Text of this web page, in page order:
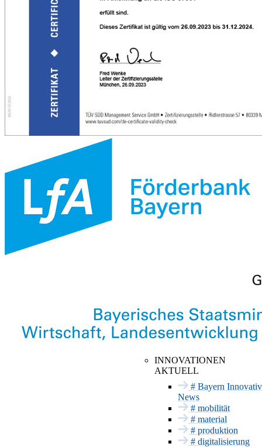
Material
Produktion
Digitalisierung
Energie & Bau
Hier findet Innovation statt
Anstehende
Termine
Vergangene
Termine
Messeauftritt mit
Bayern Innovativ
INNOVATIONEN
AKTUELL
# Bayern Innovativ
News
# mobilität
# material
# produktion
# digitalisierung